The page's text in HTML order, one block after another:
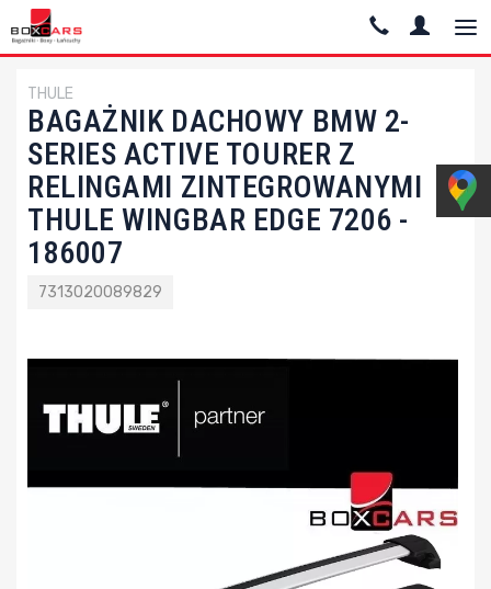
THULE
BAGAŻNIK DACHOWY BMW 2-
SERIES ACTIVE TOURER Z
RELINGAMI ZINTEGROWANYMI
THULE WINGBAR EDGE 7206 -
186007
7313020089829